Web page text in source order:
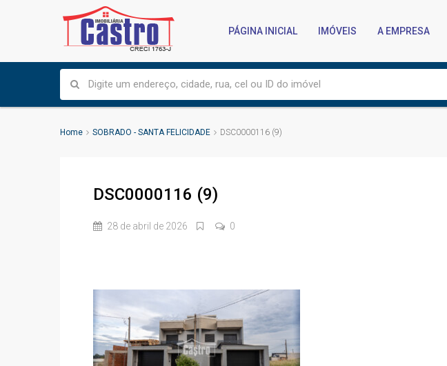
PÁGINA INICIAL IMÓVEIS A EMPRESA
Home SOBRADO - SANTA FELICIDADE DSC0000116 (9)
DSC0000116 (9)
28 de abril de 2026 0